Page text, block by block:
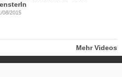
08/2015
Mehr Videos